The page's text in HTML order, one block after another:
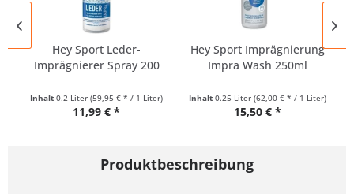
Hey Sport Leder-
Imprägnierer Spray 200
Inhalt 0.2 Liter (59,95 € * / 1 Liter)
11,99 € *
Hey Sport Imprägnierung
Impra Wash 250ml
Inhalt 0.25 Liter (62,00 € * / 1 Liter)
15,50 € *
Produktbeschreibung